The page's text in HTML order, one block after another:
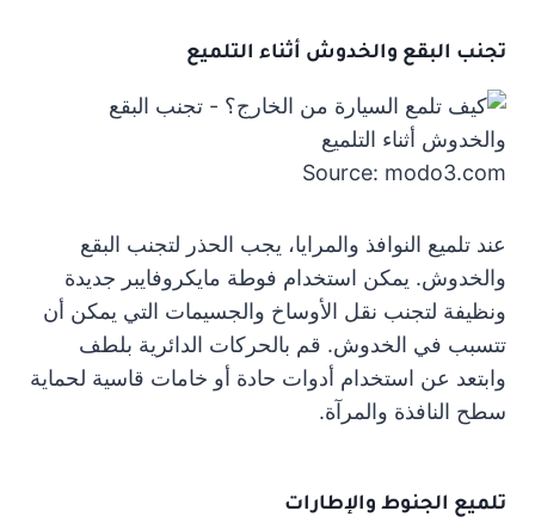
تجنب البقع والخدوش أثناء التلميع
Source: modo3.com
عند تلميع النوافذ والمرايا، يجب الحذر لتجنب البقع
والخدوش. يمكن استخدام فوطة مايكروفايبر جديدة
ونظيفة لتجنب نقل الأوساخ والجسيمات التي يمكن أن
تتسبب في الخدوش. قم بالحركات الدائرية بلطف
وابتعد عن استخدام أدوات حادة أو خامات قاسية لحماية
سطح النافذة والمرآة.
تلميع الجنوط والإطارات